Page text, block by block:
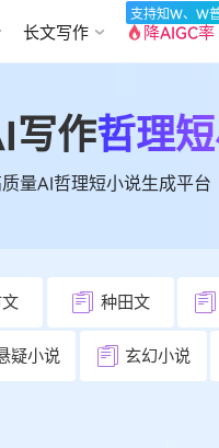
长文写作
支持知W、W
降AIGC率
写作哲理
量AI哲理短小说生成平台
种田文
疑小说 玄幻小说